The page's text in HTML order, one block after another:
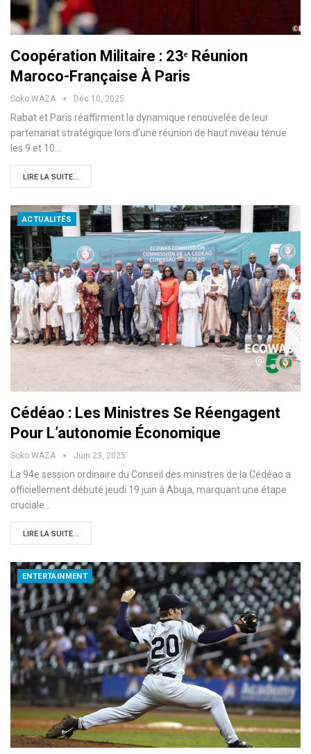
Coopération Militaire : 23ᵉ Réunion
Maroco-Française À Paris
Soko WAZA Déc 10, 2025
Rabat et Paris réaffirment la dynamique renouvelée de leur
partenariat stratégique lors d’une réunion de haut niveau tenue
les 9 et 10…
LIRE LA SUITE...
ACTUALITÉS
Cédéao : Les Ministres Se Réengagent
Pour L’autonomie Économique
Soko WAZA Juin 23, 2025
La 94e session ordinaire du Conseil des ministres de la Cédéao a
officiellement débuté jeudi 19 juin à Abuja, marquant une étape
cruciale…
LIRE LA SUITE...
ENTERTAINMENT